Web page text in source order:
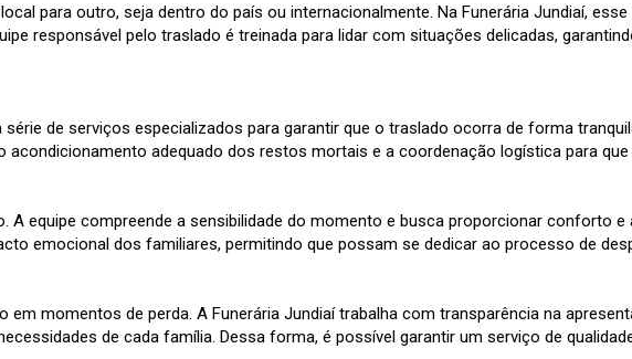
para outro, seja dentro do país ou internacionalmente. Na Funerária Jundiaí,
responsável pelo traslado é treinada para lidar com situações delicadas,
de serviços especializados para garantir que o traslado ocorra de forma
adequado dos restos mortais e a coordenação logística para
A equipe compreende a sensibilidade do momento e busca proporcionar conforto
emocional dos familiares, permitindo que possam se dedicar ao processo de
momentos de perda. A Funerária Jundiaí trabalha com transparência na
de cada família. Dessa forma, é possível garantir um serviço de